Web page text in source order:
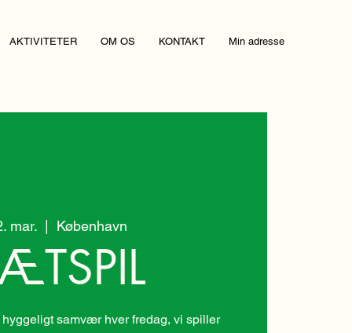
AKTIVITETER OM OS KONTAKT Min adresse
mar.
  |
København
samvær hver fredag, vi spiller